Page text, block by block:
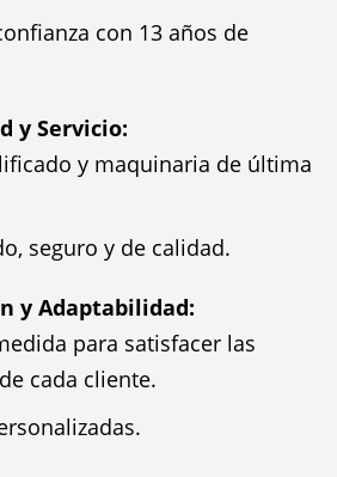
con 13 años de
y Servicio:
y maquinaria de última
seguro y de calidad.
y Adaptabilidad:
para satisfacer las
cada cliente.